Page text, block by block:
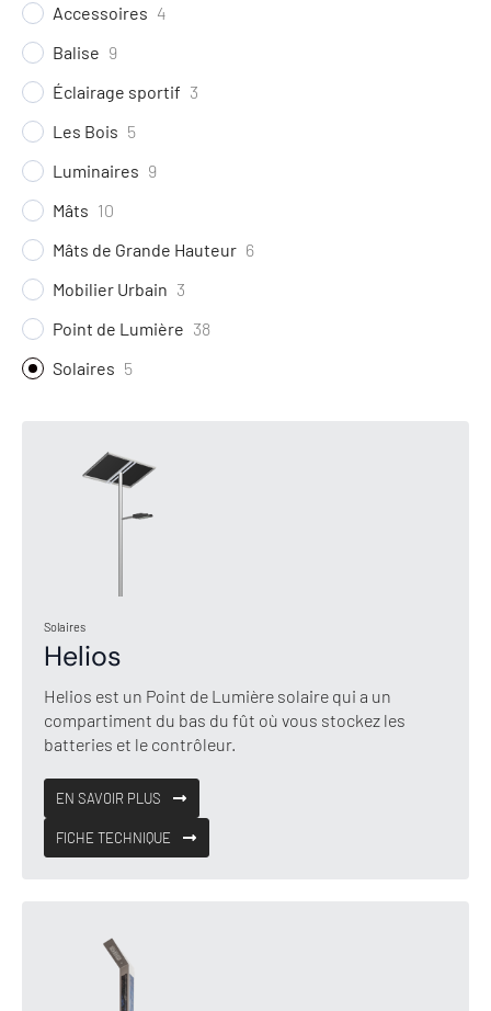
Accessoires 4
Balise 9
Éclairage sportif 3
Les Bois 5
Luminaires 9
Mâts 10
Mâts de Grande Hauteur 6
Mobilier Urbain 3
Point de Lumière 38
Solaires 5
Solaires
Helios
Helios est un Point de Lumière solaire qui a un
compartiment du bas du fût où vous stockez les
batteries et le contrôleur.
EN SAVOIR PLUS
FICHE TECHNIQUE